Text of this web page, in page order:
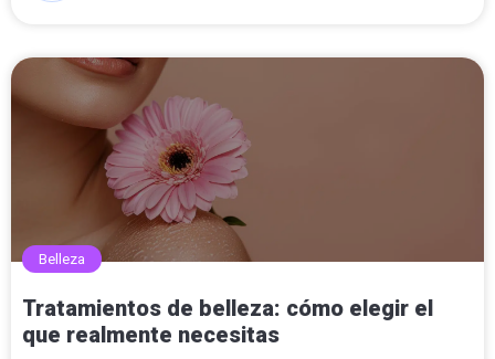
Belleza
Tratamientos de belleza: cómo elegir el
que realmente necesitas